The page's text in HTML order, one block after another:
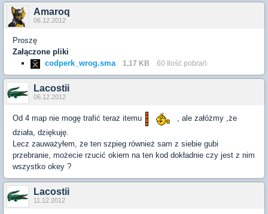
Amaroq
06.12.2012
Proszę
Załączone pliki
codperk_wrog.sma
1,17 KB 60 Ilość pobrań
Lacostii
06.12.2012
Od 4 map nie mogę trafić teraz itemu
, ale załóżmy ,że
działa, dziękuję.
Lecz zauważyłem, że ten szpieg również sam z siebie gubi
przebranie, możecie rzucić okiem na ten kod dokładnie czy jest z nim
wszystko okey ?
Lacostii
11.12.2012